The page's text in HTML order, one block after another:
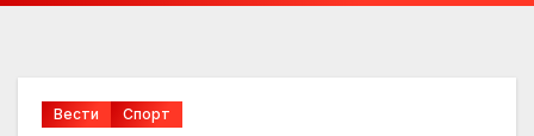
Вести Спорт